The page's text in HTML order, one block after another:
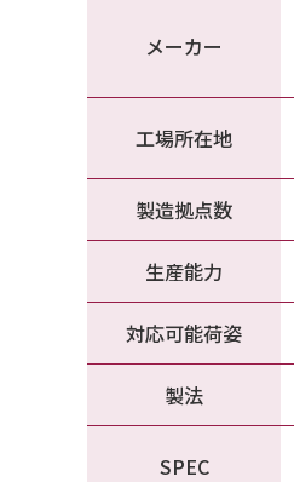
メーカー
工場所在地
製造拠点数
生産能力
対応可能荷姿
製法
SPEC